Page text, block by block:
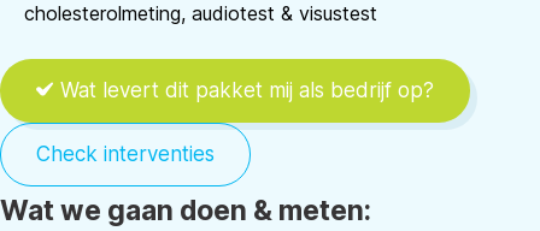
cholesterolmeting, audiotest & visustest
Wat levert dit pakket mij als bedrijf op?
Check interventies
Wat we gaan doen & meten: